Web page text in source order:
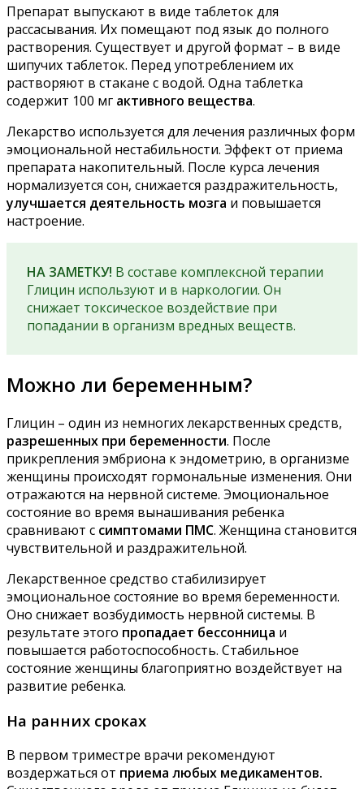
Препарат выпускают в виде таблеток для
рассасывания. Их помещают под язык до полного
растворения. Существует и другой формат – в виде
шипучих таблеток. Перед употреблением их
растворяют в стакане с водой. Одна таблетка
содержит 100 мг активного вещества.
Лекарство используется для лечения различных форм
эмоциональной нестабильности. Эффект от приема
препарата накопительный. После курса лечения
нормализуется сон, снижается раздражительность,
улучшается деятельность мозга и повышается
настроение.
НА ЗАМЕТКУ! В составе комплексной терапии
Глицин используют и в наркологии. Он
снижает токсическое воздействие при
попадании в организм вредных веществ.
Можно ли беременным?
Глицин – один из немногих лекарственных средств,
разрешенных при беременности. После
прикрепления эмбриона к эндометрию, в организме
женщины происходят гормональные изменения. Они
отражаются на нервной системе. Эмоциональное
состояние во время вынашивания ребенка
сравнивают с симптомами ПМС. Женщина становится
чувствительной и раздражительной.
Лекарственное средство стабилизирует
эмоциональное состояние во время беременности.
Оно снижает возбудимость нервной системы. В
результате этого пропадает бессонница и
повышается работоспособность. Стабильное
состояние женщины благоприятно воздействует на
развитие ребенка.
На ранних сроках
В первом триместре врачи рекомендуют
воздержаться от приема любых медикаментов.